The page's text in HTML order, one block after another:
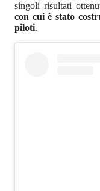
singoli risultati
con cui è stato
piloti.